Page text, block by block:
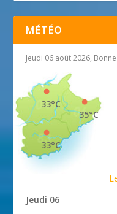
MÉTÉO
Jeudi 06 août 2026,
35°C
33°C
33°C
Jeudi 06